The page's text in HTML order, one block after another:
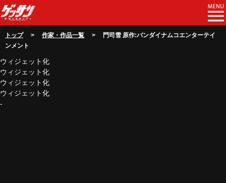
トップ> 作家・作品一覧 > 門司雪 原作:バンダイナムコエンターテイ
ンメント
ウィジェット化
ウィジェット化
ウィジェット化
ウィジェット化
-